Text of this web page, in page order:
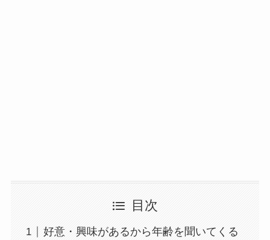
目次
好意・興味があるから年齢を聞いてくる